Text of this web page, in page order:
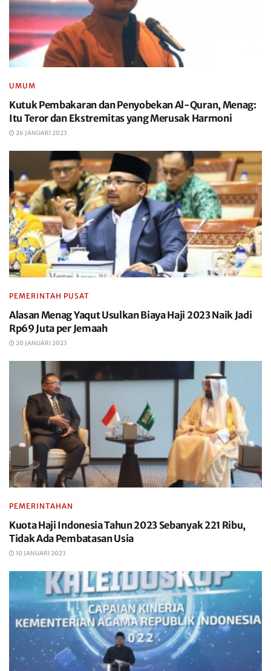
UMUM
Kutuk Pembakaran dan Penyobekan Al-Quran, Menag:
Itu Teror dan Ekstremitas yang Merusak Harmoni
26 JANUARI 2023
PEMERINTAH PUSAT
Alasan Menag Yaqut Usulkan Biaya Haji 2023 Naik Jadi
Rp69 Juta per Jemaah
20 JANUARI 2023
PEMERINTAHAN
Kuota Haji Indonesia Tahun 2023 Sebanyak 221 Ribu,
Tidak Ada Pembatasan Usia
10 JANUARI 2023